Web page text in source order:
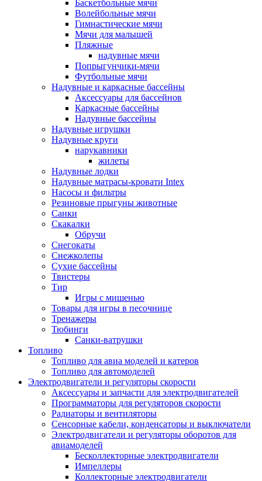
Баскетбольные мячи
Волейбольные мячи
Гимнастические мячи
Мячи для малышей
Пляжные
надувные мячи
Попрыгунчики-мячи
Футбольные мячи
Надувные и каркасные бассейны
Аксессуары для бассейнов
Каркасные бассейны
Надувные бассейны
Надувные игрушки
Надувные круги
нарукавники
жилеты
Надувные лодки
Надувные матрасы-кровати Intex
Насосы и фильтры
Резиновые прыгуны животные
Санки
Скакалки
Обручи
Снегокаты
Снежколепы
Сухие бассейны
Твистеры
Тир
Игры с мишенью
Товары для игры в песочнице
Тренажеры
Тюбинги
Санки-ватрушки
Топливо
Топливо для авиа моделей и катеров
Топливо для автомоделей
Электродвигатели и регуляторы скорости
Аксессуары и запчасти для электродвигателей
Программаторы для регуляторов скорости
Радиаторы и вентиляторы
Сенсорные кабели, конденсаторы и выключатели
Электродвигатели и регуляторы оборотов для
авиамоделей
Бесколлекторные электродвигатели
Импеллеры
Коллекторные электродвигатели